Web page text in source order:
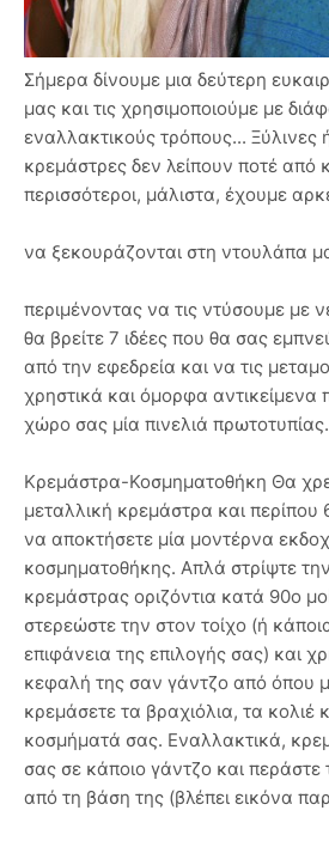
Σήμερα δίνουμε μια δεύτερη
μας και τις χρησιμοποιούμε με
εναλλακτικούς τρόπους... Ξύλινες
κρεμάστρες δεν λείπουν ποτέ από
περισσότεροι, μάλιστα, έχουμε
να ξεκουράζονται στη ντουλάπα
περιμένοντας να τις ντύσουμε
θα βρείτε 7 ιδέες που θα σας
από την εφεδρεία και να τις
χρηστικά και όμορφα
χώρο σας μία πινελιά πρωτοτυπίας.
Κρεμάστρα-Κοσμηματοθήκη Θα
μεταλλική κρεμάστρα και περίπου
να αποκτήσετε μία μοντέρνα
κοσμηματοθήκης. Απλά στρίψτε
κρεμάστρας οριζόντια κατά 90ο
στερεώστε την στον τοίχο (ή
επιφάνεια της επιλογής σας) και
κεφαλή της σαν γάντζο από όπου
κρεμάσετε τα βραχιόλια, τα κολιέ
κοσμήματά σας. Εναλλακτικά,
σας σε κάποιο γάντζο και
από τη βάση της (βλέπει εικόνα